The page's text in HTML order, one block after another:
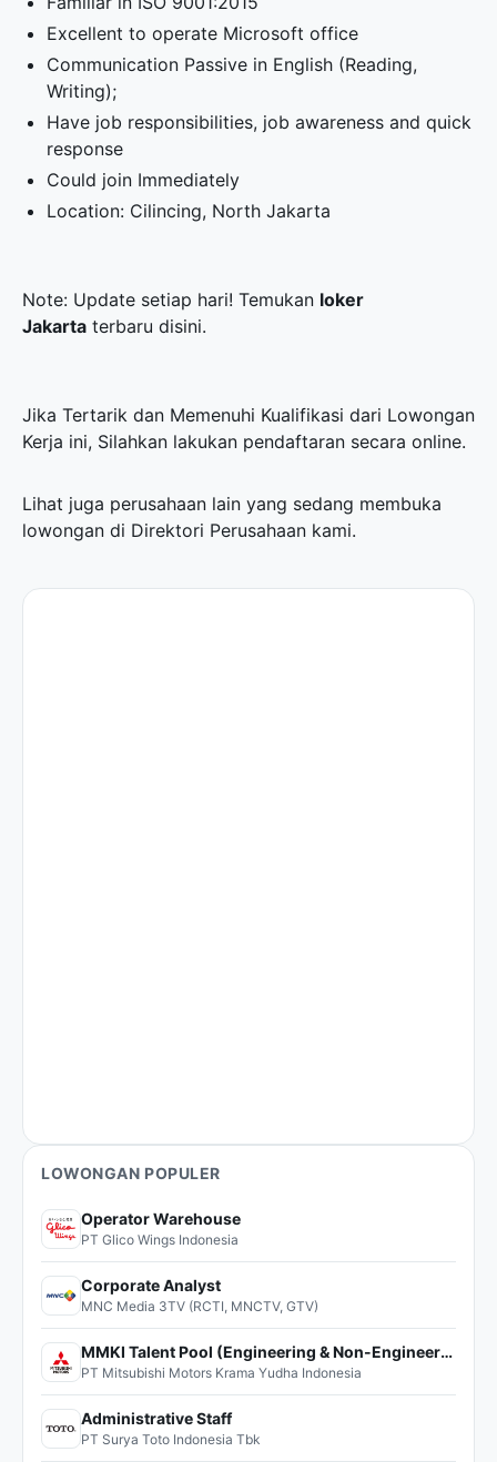
Excellent to operate Microsoft office
Communication Passive in English (Reading,
Writing);
Have job responsibilities, job awareness and quick
response
Could join Immediately
Location: Cilincing, North Jakarta
Note: Update setiap hari! Temukan loker
Jakarta terbaru disini.
Jika Tertarik dan Memenuhi Kualifikasi dari Lowongan
Kerja ini, Silahkan lakukan pendaftaran secara online.
Lihat juga perusahaan lain yang sedang membuka
lowongan di Direktori Perusahaan kami.
LOWONGAN POPULER
Operator Warehouse
PT Glico Wings Indonesia
Corporate Analyst
MNC Media 3TV (RCTI, MNCTV, GTV)
MMKI Talent Pool (Engineering & Non-Engineering)
PT Mitsubishi Motors Krama Yudha Indonesia
Administrative Staff
PT Surya Toto Indonesia Tbk